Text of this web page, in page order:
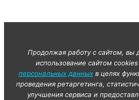
Продолжая работу с сайтом, вы
использование сайтом
персональных данныхв целях
проведения ретаргетинга,
улучшения сервиса и